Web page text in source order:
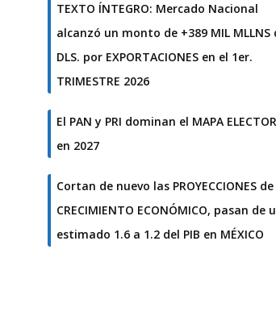
TEXTO ÍNTEGRO: Mercado Nacional
alcanzó un monto de +389 MIL MLLNS
DLS. por EXPORTACIONES en el 1er.
TRIMESTRE 2026
El PAN y PRI dominan el MAPA
en 2027
Cortan de nuevo las PROYECCIONES de
CRECIMIENTO ECONÓMICO, pasan de
estimado 1.6 a 1.2 del PIB en MÉXICO